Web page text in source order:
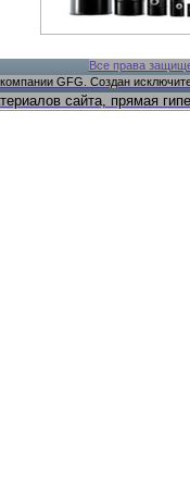
Все права
GFG. Создан
сайта, прямая